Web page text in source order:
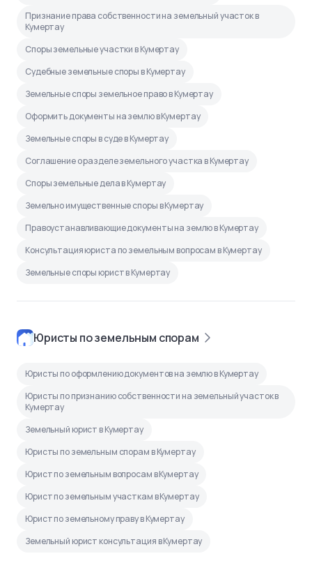
Признание права собственности на земельный участок в
Кумертау
Споры земельные участки в Кумертау
Судебные земельные споры в Кумертау
Земельные споры земельное право в Кумертау
Оформить документы на землю в Кумертау
Земельные споры в суде в Кумертау
Соглашение о разделе земельного участка в Кумертау
Споры земельные дела в Кумертау
Земельно имущественные споры в Кумертау
Правоустанавливающие документы на землю в Кумертау
Консультация юриста по земельным вопросам в Кумертау
Земельные споры юрист в Кумертау
Юристы по земельным спорам
Юристы по оформлению документов на землю в Кумертау
Юристы по признанию собственности на земельный участок в
Кумертау
Земельный юрист в Кумертау
Юристы по земельным спорам в Кумертау
Юрист по земельным вопросам в Кумертау
Юрист по земельным участкам в Кумертау
Юрист по земельному праву в Кумертау
Земельный юрист консультация в Кумертау